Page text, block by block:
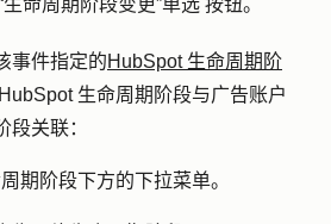
生命周期阶段变更”单选 按钮。
事件指定的HubSpot 生命周期阶
生命周期阶段与广告账户
段关联：
期阶段下方的下拉菜单。